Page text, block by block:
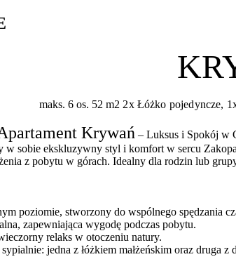
maks. 6 os. 52 m2 2x Łóżko pojedyncze,
Krywań – Luksus i Spokój w
w sobie ekskluzywny styl i komfort w sercu
z pobytu w górach. Idealny dla rodzin lub
poziomie, stworzony do wspólnego spędzania
zapewniająca wygodę podczas pobytu.
relaks w otoczeniu natury.
jedna z łóżkiem małżeńskim oraz druga